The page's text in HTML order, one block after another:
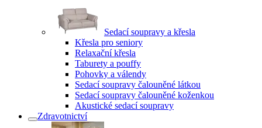
Sedací soupravy a křesla
Křesla pro seniory
Relaxační křesla
Taburety a pouffy
Pohovky a válendy
Sedací soupravy čalouněné látkou
Sedací soupravy čalouněné koženkou
Akustické sedací soupravy
Zdravotnictví